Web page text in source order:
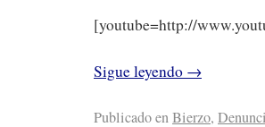
[youtube=http://
Sigue leyendo →
Publicado enBierzo,